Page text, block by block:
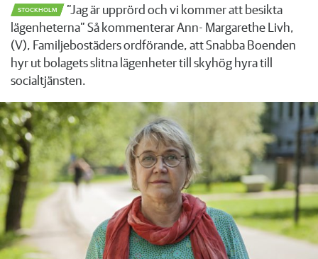
STOCKHOLM
”Jag är upprörd och vi kommer att besikta
lägenheterna” Så kommenterar Ann- Margarethe Livh,
(V), Familjebostäders ordförande, att Snabba Boenden
hyr ut bolagets slitna lägenheter till skyhög hyra till
socialtjänsten.